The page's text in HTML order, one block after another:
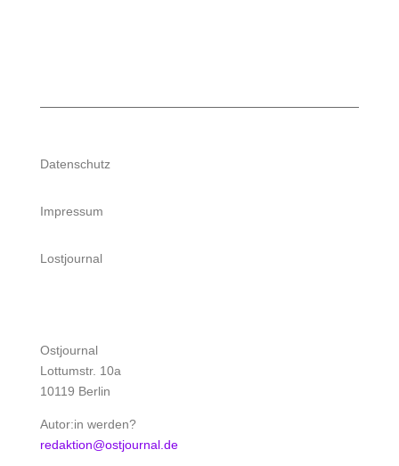
Datenschutz
Impressum
Lostjournal
Ostjournal
Lottumstr. 10a
10119 Berlin
Autor:in werden?
redaktion@ostjournal.de